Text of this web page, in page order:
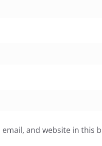
email, and website in